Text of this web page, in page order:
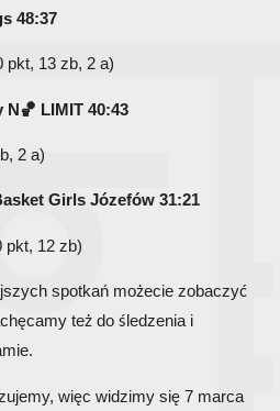
48:37
pkt, 13 zb, 2 a)
N🏀 LIMIT 40:43
2 a)
Girls Józefów 31:21
pkt, 12 zb)
spotkań możecie zobaczyć
też do śledzenia i
.
więc widzimy się 7 marca